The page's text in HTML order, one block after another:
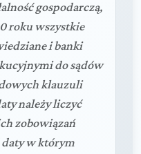
gospodarczą,
roku wszystkie
i banki
do sądów
klauzuli
należy liczyć
zobowiązań
daty w którym